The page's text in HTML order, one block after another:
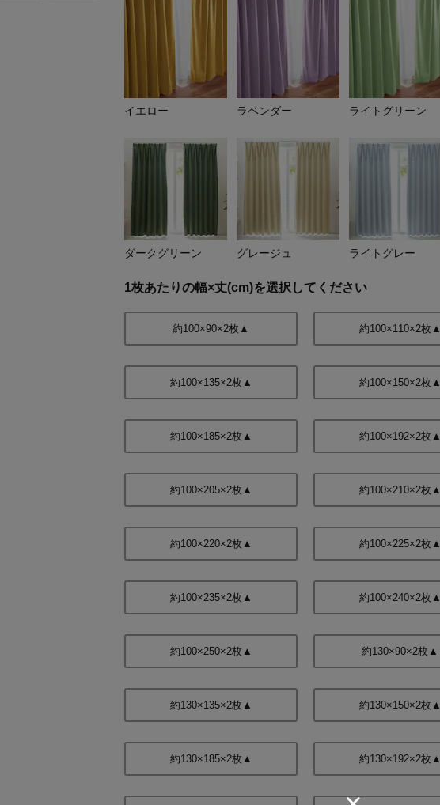
イエロー ラベンダー ライトグリーン
ダークグリーン グレージュ ライトグレー
1枚あたりの幅×丈(cm)を選択してください
約100×90×2枚▲ 約100×110×2枚▲
約100×135×2枚▲ 約100×150×2枚▲
約100×185×2枚▲ 約100×192×2枚▲
約100×205×2枚▲ 約100×210×2枚▲
約100×220×2枚▲ 約100×225×2枚▲
約100×235×2枚▲ 約100×240×2枚▲
約100×250×2枚▲ 約130×90×2枚▲
約130×135×2枚▲ 約130×150×2枚▲
約130×185×2枚▲ 約130×192×2枚▲